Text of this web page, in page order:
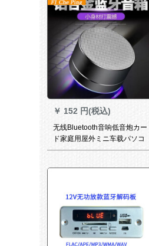
￥ 152 円(税込)
无线Bluetooth音响低音炮カー
ド家庭用屋外ミニ车载パソコ
ン小型携帯テープスカー大音